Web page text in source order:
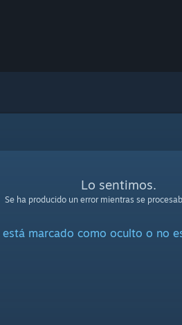
Lo sentimos.
Se ha producido un error mientras se
está marcado como oculto o no